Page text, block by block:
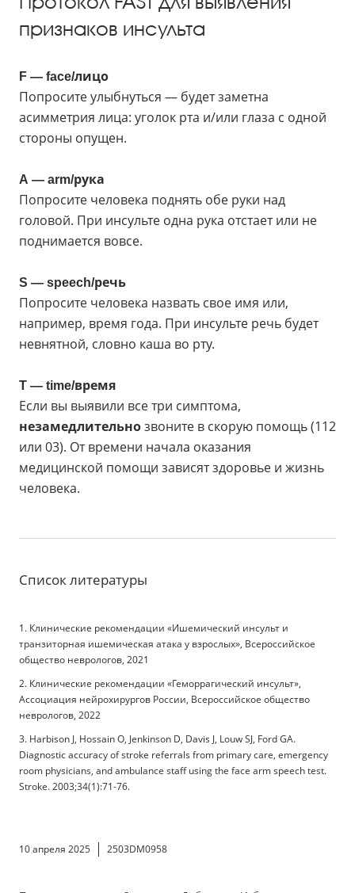
признаков инсульта
F — face/лицо
Попросите улыбнуться — будет заметна
асимметрия лица: уголок рта и/или глаза с одной
стороны опущен.
A — arm/рука
Попросите человека поднять обе руки над
головой. При инсульте одна рука отстает или не
поднимается вовсе.
S — speech/речь
Попросите человека назвать свое имя или,
например, время года. При инсульте речь будет
невнятной, словно каша во рту.
T — time/время
Если вы выявили все три симптома,
незамедлительнозвоните в скорую помощь (112
или 03). От времени начала оказания
медицинской помощи зависят здоровье и жизнь
человека.
Список литературы
1. Клинические рекомендации «Ишемический инсульт и
транзиторная ишемическая атака у взрослых», Всероссийское
общество неврологов, 2021
2. Клинические рекомендации «Геморрагический инсульт»,
Ассоциация нейрохирургов России, Всероссийское общество
неврологов, 2022
3. Harbison J, Hossain O, Jenkinson D, Davis J, Louw SJ, Ford GA.
Diagnostic accuracy of stroke referrals from primary care, emergency
room physicians, and ambulance staff using the face arm speech test.
Stroke. 2003;34(1):71-76.
10 апреля 2025 2503DM0958